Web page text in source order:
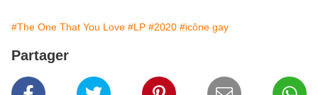
#The One That You Love #LP #2020 #icône gay
Partager